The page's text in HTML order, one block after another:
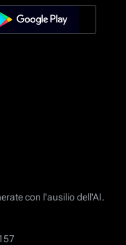
con l'ausilio dell'AI.